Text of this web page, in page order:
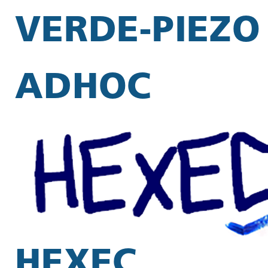
VERDE-PIEZO
ADHOC